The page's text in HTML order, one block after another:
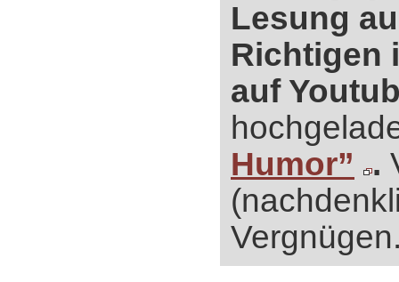
Lesung
Richtigen
auf
Humor”
.